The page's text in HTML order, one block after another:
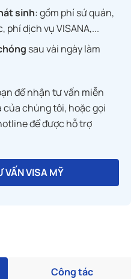
sinh: gồm phí sứ quán,
dịch vụ VISANA,...
sau vài ngày làm
để nhận tư vấn miễn
chúng tôi, hoặc gọi
để được hỗ trợ
VẤN VISA MỸ
Công tác